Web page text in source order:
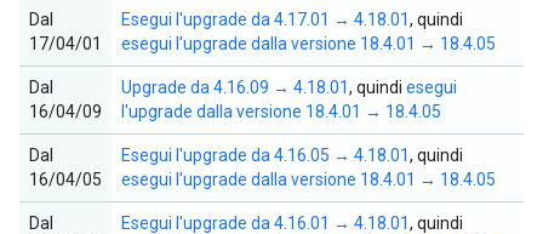
Dal
17/04/01
Esegui l'upgrade da 4.17.01 → 4.18.01, quindi
esegui l'upgrade dalla versione 18.4.01 → 18.4.05
Dal
16/04/09
Upgrade da 4.16.09 → 4.18.01, quindi esegui
l'upgrade dalla versione 18.4.01 → 18.4.05
Dal
16/04/05
Esegui l'upgrade da 4.16.05 → 4.18.01, quindi
esegui l'upgrade dalla versione 18.4.01 → 18.4.05
Dal
Esegui l'upgrade da 4.16.01 → 4.18.01, quindi